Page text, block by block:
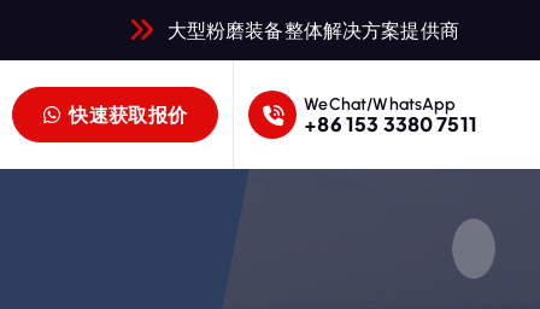
大型粉磨装备整体解决方案提供商
快速获取报价 WeChat/WhatsApp
+86 153 3380 7511